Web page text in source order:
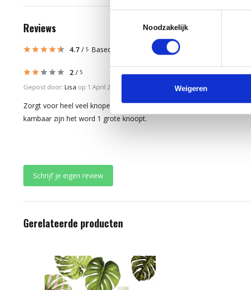
Noodzakelijk
Weigeren
Reviews
4.7 / 5 Based on 8 reviews
2 / 5
Gepost door: Lisa op 1 April 2026
Zorgt voor heel veel knopen in mijn haar dat bijna niet
kambaar zijn het word 1 grote knoopt.
Top
Schrijf je eigen review
Gerelateerde producten